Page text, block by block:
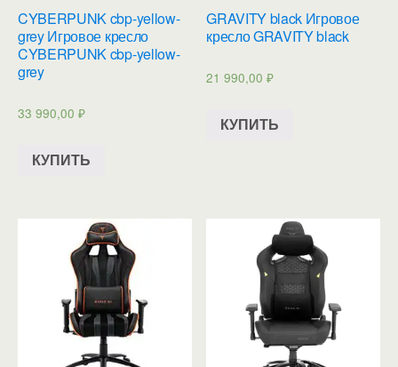
CYBERPUNK cbp-yellow-
grey Игровое кресло
CYBERPUNK cbp-yellow-
grey
33 990,00 ₽
КУПИТЬ
GRAVITY black Игровое
кресло GRAVITY black
21 990,00₽
КУПИТЬ